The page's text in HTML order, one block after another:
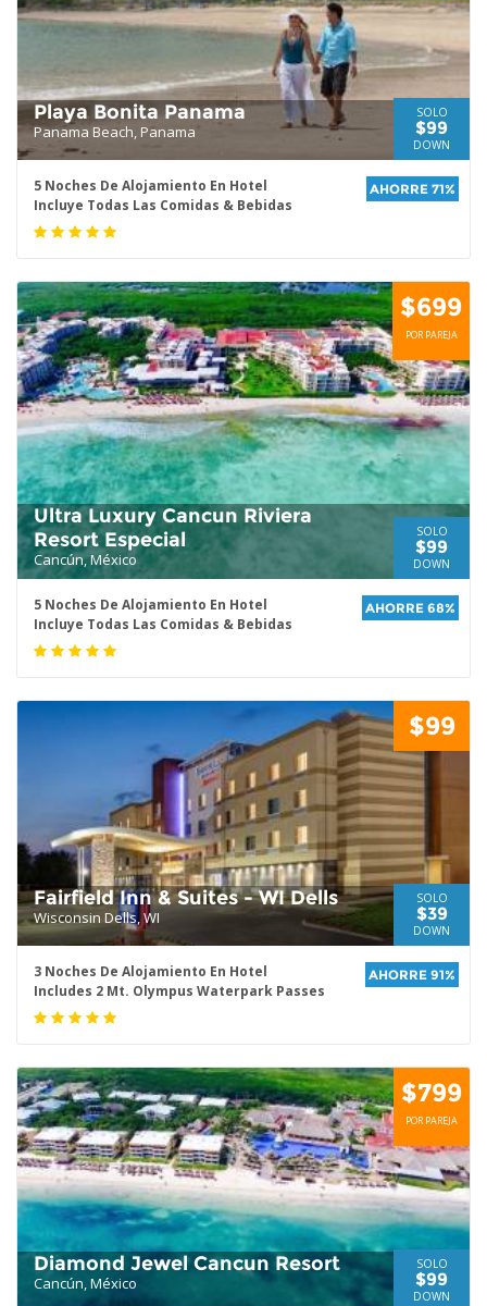
Playa Bonita Panama
Panama Beach, Panama
SOLO
$99
DOWN
5 Noches De Alojamiento En Hotel
Incluye Todas Las Comidas & Bebidas
AHORRE 71%
$699
POR PAREJA
Ultra Luxury Cancun Riviera
Resort Especial
Cancún, México
SOLO
$99
DOWN
5 Noches De Alojamiento En Hotel
Incluye Todas Las Comidas & Bebidas
AHORRE 68%
$99
Fairfield Inn & Suites - WI Dells
Wisconsin Dells, WI
SOLO
$39
DOWN
3 Noches De Alojamiento En Hotel
Includes 2 Mt. Olympus Waterpark Passes
AHORRE 91%
$799
POR PAREJA
Diamond Jewel Cancun Resort
Cancún, México
SOLO
$99
DOWN